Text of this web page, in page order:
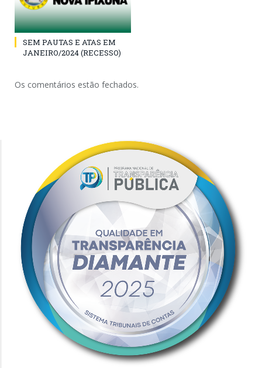
SEM PAUTAS E ATAS EM
JANEIRO/2024 (RECESSO)
Os comentários estão fechados.